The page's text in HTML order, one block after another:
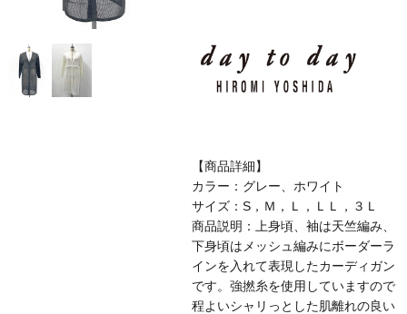
【商品詳細】
カラー：グレー、ホワイト
サイズ：S，Ｍ，Ｌ，ＬＬ，３Ｌ
商品説明：上身頃、袖は天竺編み、
下身頃はメッシュ編みにボーダーラ
インを入れて表現したカーディガン
です。強撚糸を使用していますので
程よいシャリっとした肌離れの良い